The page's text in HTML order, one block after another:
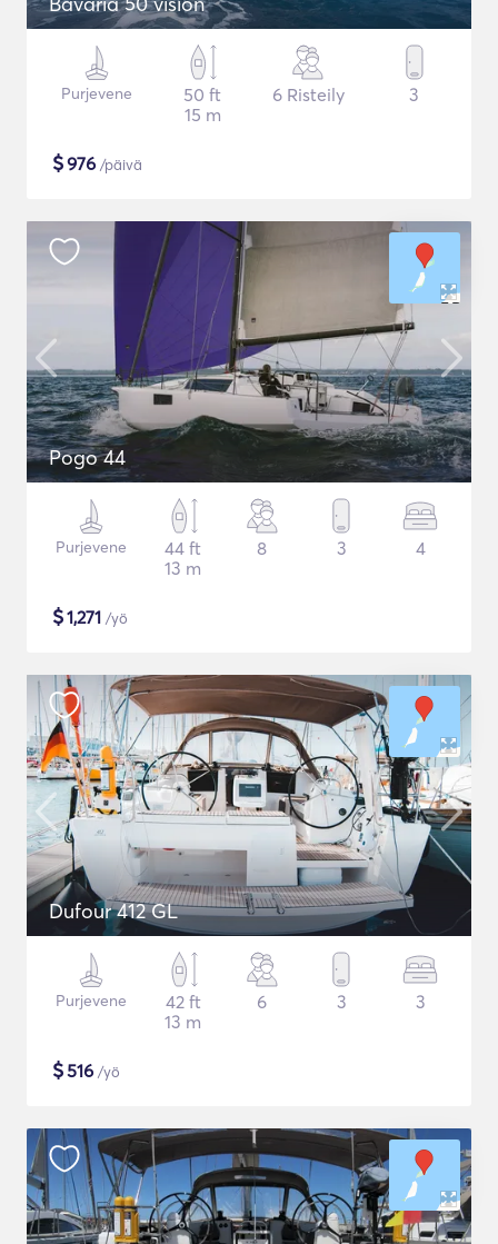
Purjevene
50 ft
15 m
6 Risteily 3
$976 /päivä
Pogo 44
Purjevene
44 ft
13 m
8 3 4
$1,271 /yö
Dufour 412 GL
Purjevene
42 ft
13 m
6 3 3
$516 /yö